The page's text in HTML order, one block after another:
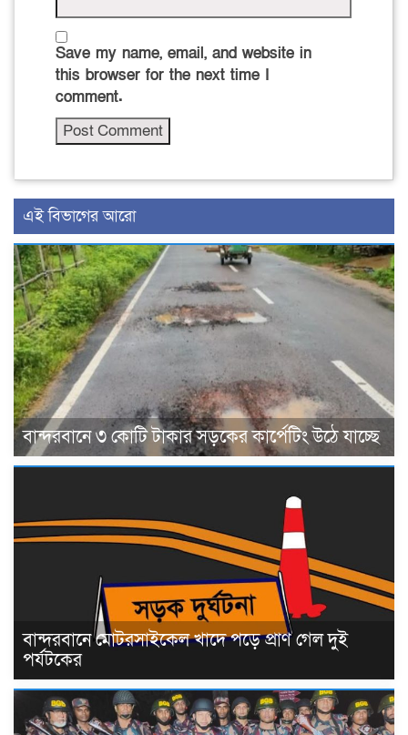
Save my name, email, and website in
this browser for the next time I
comment.
এই বিভাগের আরো
বান্দরবানে ৩ কোটি টাকার সড়কের কার্পেটিং উঠে যাচ্ছে
বান্দরবানে মোটরসাইকেল খাদে পড়ে প্রাণ গেল দুই
পর্যটকের